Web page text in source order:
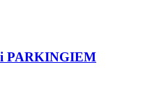
PARKINGIEM